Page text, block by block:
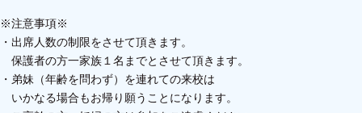
※注意事項※
・出席人数の制限をさせて頂きます。
保護者の方一家族１名までと させて頂きます。
・弟妹（年齢を問わず）を連れての来校は
いかなる場合もお帰り願うことになります。